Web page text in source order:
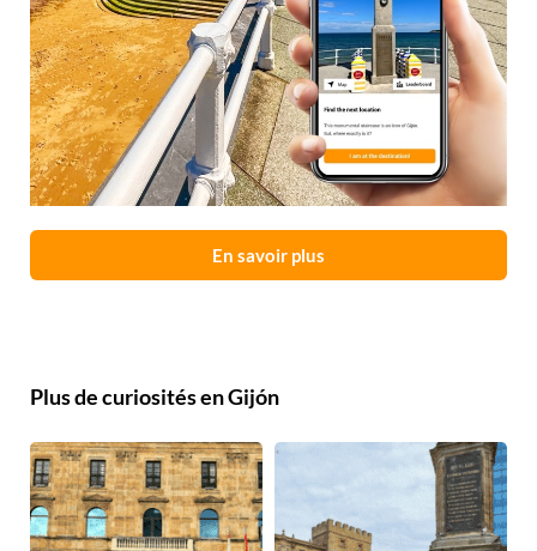
En savoir plus
Plus de curiosités en Gijón